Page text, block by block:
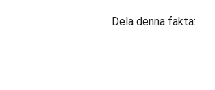
Dela denna fakta: